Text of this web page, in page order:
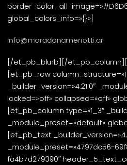
global_colors_info=»{}»]
info@maradonamenotti.ar
[/et_pb_blurb][/
[et_pb_row
_builder_version=»4.21.0″
locked=»off» collapsed=»off»
[et_pb_column type=»1_3″
_module_preset=»default»
[et_pb_text
_module_preset=»4797dc56-
fa4b7d279390″